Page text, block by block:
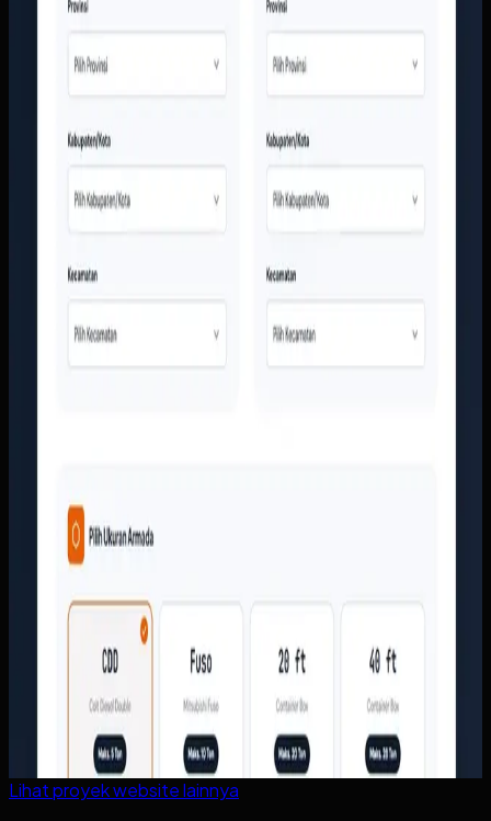
tampilan digital yang lebih meyakinkan agar calon
Kami membangun website responsif dengan kalkulator
ongkir, struktur layanan yang jelas, dan CTA yang langsung
bukti kerja perusahaan ditata supaya calon pelanggan bisa
Baca studi kasus lengkap
Lihat proyekwebsitelainnya